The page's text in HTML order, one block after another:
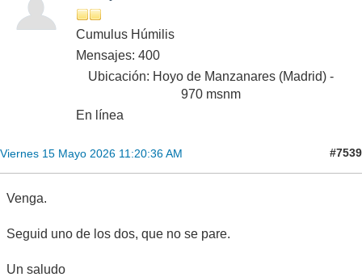
Cumulus Húmilis
Mensajes: 400
Ubicación: Hoyo de Manzanares (Madrid) -
970 msnm
En línea
Viernes 15 Mayo 2026 11:20:36 AM #7539
Venga.
Seguid uno de los dos, que no se pare.
Un saludo